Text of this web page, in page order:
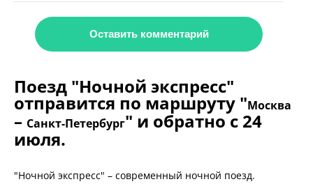
Оставить комментарий
Поезд "Ночной экспресс"
отправится по маршруту "Москва
– Санкт-Петербург" и обратно с 24
июля.
"Ночной экспресс" – современный ночной поезд.